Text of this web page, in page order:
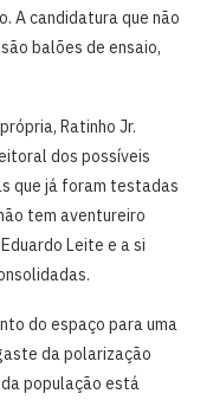
A candidatura que não
balões de ensaio,
Ratinho Jr.
dos possíveis
que já foram testadas
tem aventureiro
Leite e a si
do espaço para uma
da polarização
população está